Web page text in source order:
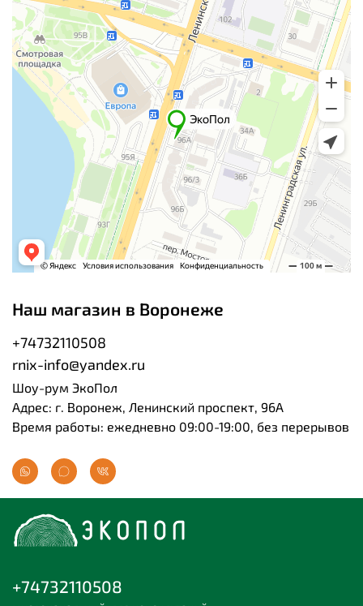
Наш магазин в Воронеже
+74732110508
rnix-info@yandex.ru
Шоу-рум ЭкоПол
Адрес: г. Воронеж, Ленинский проспект, 96А
Время работы: ежедневно 09:00-19:00, без перерывов
+74732110508